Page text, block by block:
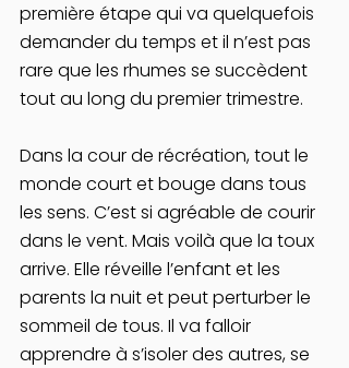
première étape qui va quelquefois
demander du temps et il n’est pas
rare que les rhumes se succèdent
tout au long du premier trimestre.
Dans la cour de récréation, tout le
monde court et bouge dans tous
les sens. C’est si agréable de courir
dans le vent. Mais voilà que la toux
arrive. Elle réveille l’enfant et les
parents la nuit et peut perturber le
sommeil de tous. Il va falloir
apprendre à s’isoler des autres, se